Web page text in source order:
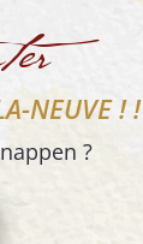
NEUVE ! !
?